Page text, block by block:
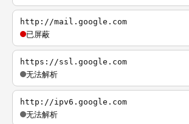
http://mail.google.com
已屏蔽
https://ssl.google.com
无法解析
http://ipv6.google.com
无法解析